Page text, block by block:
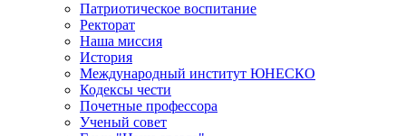
Патриотическое воспитание
Ректорат
Наша миссия
История
Международный институт ЮНЕСКО
Кодексы чести
Почетные профессора
Ученый совет